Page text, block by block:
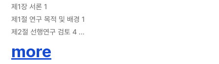
제1장 서론 1
제1절 연구 목적 및 배경 1
제2절 선행연구 검토 4
more